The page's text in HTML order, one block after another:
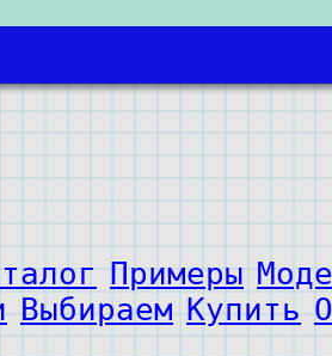
Примеры
Выбираем Купить